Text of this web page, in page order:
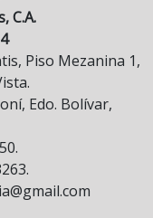
C.A.
Piso Mezanina 1,
Edo. Bolívar,